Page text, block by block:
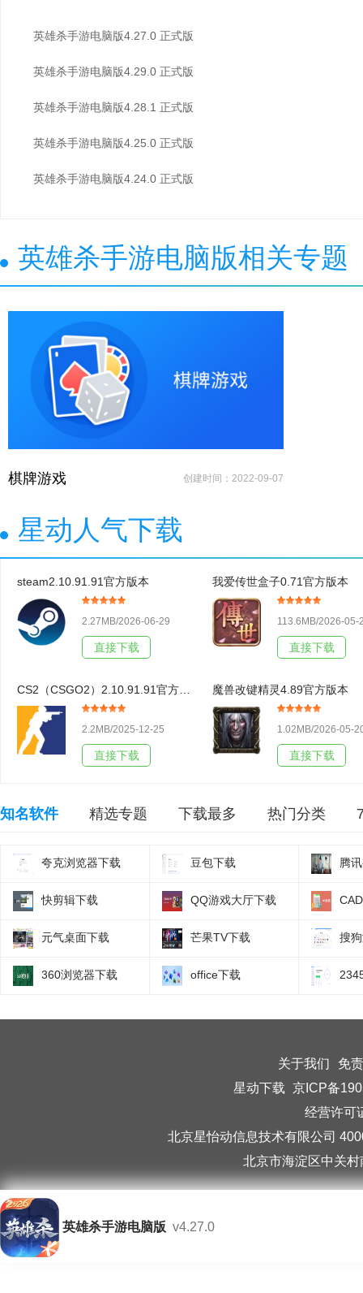
英雄杀手游电脑版4.27.0 正式版
英雄杀手游电脑版4.29.0 正式版
英雄杀手游电脑版4.28.1 正式版
英雄杀手游电脑版4.25.0 正式版
英雄杀手游电脑版4.24.0 正式版
英雄杀手游电脑版相关专题
棋牌游戏 创建时间：2022-09-07
星动人气下载
steam2.10.91.91官方版本
2.27MB/2026-06-29
直接下载
我爱传世盒子0.71官方版本
113.6MB/2026-05-
直接下载
2.2MB/2025-12-25
直接下载
魔兽改键精灵4.89官方版本
1.02MB/2026-05-
直接下载
知名软件 精选专题 下载最多 热门分类
夸克浏览器下载 豆包下载 腾
快剪辑下载 QQ游戏大厅下载
元气桌面下载 芒果TV下载 搜
360浏览器下载 office下载
关于我们
免
星动下载 京ICP备
经营许可
北京星怡动信息技术有限公司
北京市海淀区中关
英雄杀手游电脑版 v4.27.0